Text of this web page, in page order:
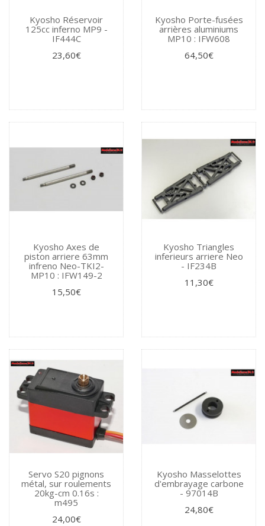
Kyosho Réservoir
125cc inferno MP9 -
IF444C
23,60€
Kyosho Porte-fusées
arrières aluminiums
MP10 : IFW608
64,50€
Kyosho Axes de
piston arriere 63mm
infreno Neo-TKI2-
MP10 : IFW149-2
15,50€
Kyosho Triangles
inferieurs arriere Neo
- IF234B
11,30€
Servo S20 pignons
métal, sur roulements
20kg-cm 0.16s :
m495
24,00€
Kyosho Masselottes
d'embrayage carbone
- 97014B
24,80€